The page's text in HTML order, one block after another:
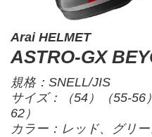
Arai HELMET
ASTRO-GX
規格：SNELL/JIS
サイズ：（54）（55-56
62）
カラー：レッド、グリ